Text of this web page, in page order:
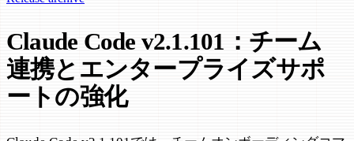
Claude Code v2.1.101：チーム
連携とエンタープライズサポ
ートの強化